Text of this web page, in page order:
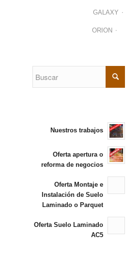
GALAXY
ORION
Nuestros trabajos
Oferta apertura o
reforma de negocios
Oferta Montaje e
Instalación de Suelo
Laminado o Parquet
Oferta Suelo Laminado
AC5